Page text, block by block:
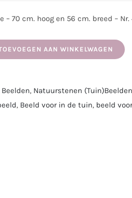
– 70 cm. hoog en 56 cm. breed – Nr.
AAN WINKELWAGEN
, Natuurstenen
, Beeld voor in de tuin, beeld